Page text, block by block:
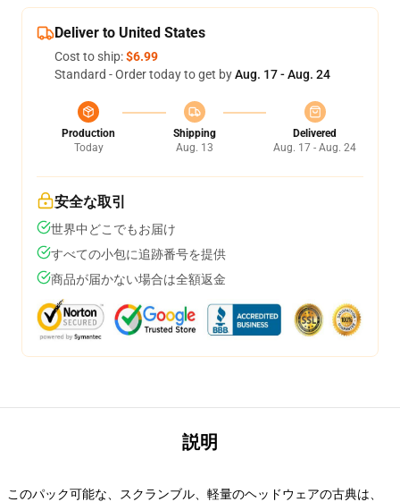
Deliver to United States
Cost to ship:$6.99
Standard - Order today to get byAug. 17 - Aug. 24
Production
Today
Shipping
Aug. 13
Delivered
Aug. 17 - Aug. 24
安全な取引
世界中どこでもお届け
すべての小包に追跡番号を提供
商品が届かない場合は全額返金
説明
このパック可能な、スクランブル、軽量のヘッドウェアの古典は、